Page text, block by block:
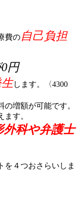
費の自己負担
円
します。〈4300
増額が可能です。
す。
科や弁護士
を４つおさらいしま